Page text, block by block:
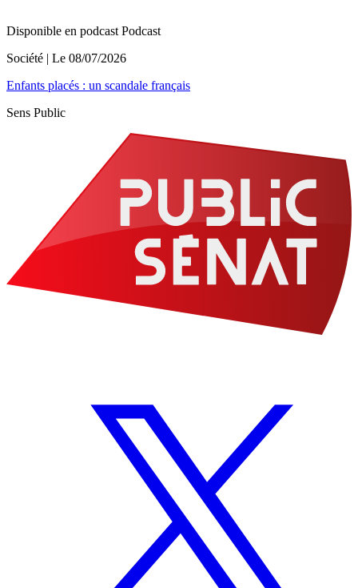
Disponible en podcast Podcast
Société | Le 08/07/2026
Enfants placés : un scandale français
Sens Public